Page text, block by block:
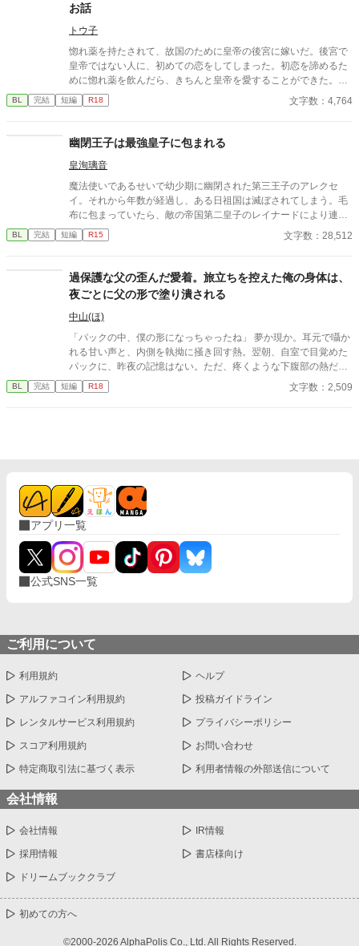
お話
トウ子
惚れ薬を持たされて、故国のために皇帝の後宮に嫁いだ。後宮で
皇帝ではない人に、初めての恋をしてしまった。初恋を諦めるた
めに惚れ薬を飲んだら、きちんと皇帝を愛することができた。心
からの愛を捧げたら皇帝にも愛されて、僕は寵妃になった。それ
だけの幸せなお話。 2022年の惚れ薬自飲BL企画参加作品。ムー
BL 完結 短編 R18 文字数：4,764
幽閉王子は最強皇子に包まれる
皇洵璃音
魔法使いであるせいで幼少期に幽閉された第三王子のアレクセ
イ。それから年数が経過し、ある日祖国は滅ぼされてしまう。毛
布に包まっていたら、敵の帝国第二皇子のレイナードにより連行
されてしまう。処刑場にて皇帝から二つの選択肢を提示されたの
だが、二つ目の内容は「レイナードの花嫁になること」だった。
る。素直で元気いっぱいなド直球第二皇子×愛されることに慣れ
ていない治癒魔法使いの第三王子の恋愛物語。 表紙担当者：白す
（しらす）様に描いて頂きました。
BL 完結 短編 R15 文字数：28,512
過保護な父の歪んだ愛着。旅立ちを控えた俺の身体は、
夜ごとに父の形で塗り潰される
中山(ほ)
「パックの中、僕の形になっちゃったね」 夢か現か。耳元で囁か
れる甘い声と、内側を執拗に掻き回す熱。翌朝、自室で目覚めた
パックに、昨夜の記憶はない。ただ、疼くような下腹部の熱だけ
が残っていた。 相談しようと向かった相手こそが、自分を侵食し
ている張本人だとも知らずに、パックは父の部屋の扉を開く。 こ
BL 完結 短編 R18 文字数：2,509
アプリ一覧
公式SNS一覧
ご利用について
利用規約 ヘルプ
アルファコイン利用規約 投稿ガイドライン
レンタルサービス利用規約 プライバシーポリシー
スコア利用規約 お問い合わせ
特定商取引法に基づく表示 利用者情報の外部送信について
会社情報
会社情報 IR情報
採用情報 書店様向け
ドリームブッククラブ
初めての方へ
©2000-2026 AlphaPolis Co., Ltd. All Rights Reserved.